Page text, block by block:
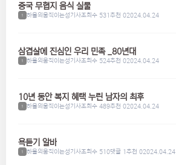
중국 무협지 음식 실물
1 하울의움직이는성기사조회수 531추천 02024.04.24
삼겹살에 진심인 우리 민족 _80년대
1 하울의움직이는성기사조회수 524추천 02024.04.24
10년 동안 복지 혜택 누린 남자의 최후
1 하울의움직이는성기사조회수 489추천 02024.04.24
욕듣기 알바
1 하울의움직이는성기사조회수 510댓글 1추천 02024.04.24